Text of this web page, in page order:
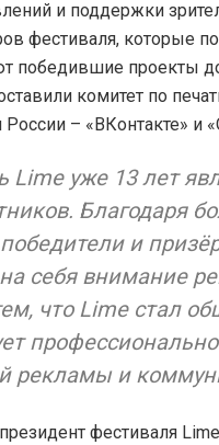
и поддержки
фестиваля, которые
победившие проекты
комитет по
– «ВКонтакте» и
Lime уже 13 лет
Благодаря
и
себя внимание
что Lime стал
рекламы и
фестиваля